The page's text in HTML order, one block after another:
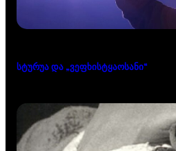
სტურუა და „ვეფხისტყაოსანი“